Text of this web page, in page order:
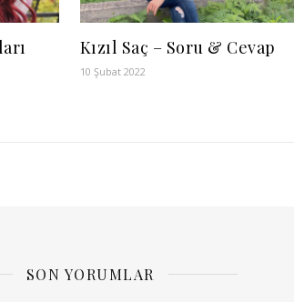
Kızıl Saç – Soru & Cevap
10 Şubat 2022
SON YORUMLAR